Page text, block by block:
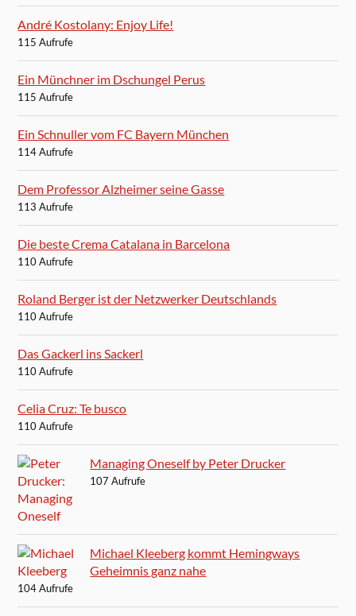
André Kostolany: Enjoy Life!
115 Aufrufe
Ein Münchner im Dschungel Perus
115 Aufrufe
Ein Schnuller vom FC Bayern München
114 Aufrufe
Dem Professor Alzheimer seine Gasse
113 Aufrufe
Die beste Crema Catalana in Barcelona
110 Aufrufe
Roland Berger ist der Netzwerker Deutschlands
110 Aufrufe
Das Gackerl ins Sackerl
110 Aufrufe
Celia Cruz: Te busco
110 Aufrufe
Managing Oneself by Peter Drucker
107 Aufrufe
Michael Kleeberg kommt Hemingways
Geheimnis ganz nahe
104 Aufrufe